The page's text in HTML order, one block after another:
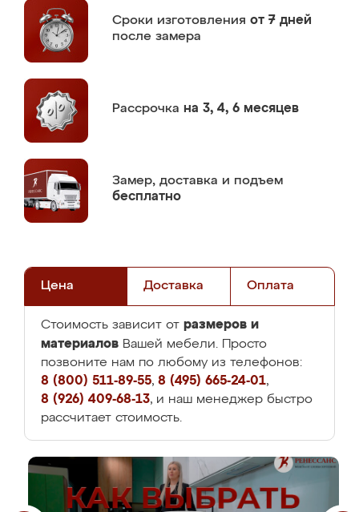
Сроки изготовления от 7 дней
после замера
Рассрочка на 3, 4, 6 месяцев
Замер, доставка и подъем
бесплатно
Цена Доставка Оплата
Стоимость зависит от размеров и
материалов Вашей мебели. Просто
позвоните нам по любому из телефонов:
8 (800) 511-89-55, 8 (495) 665-24-01,
8 (926) 409-68-13, и наш менеджер быстро
рассчитает стоимость.